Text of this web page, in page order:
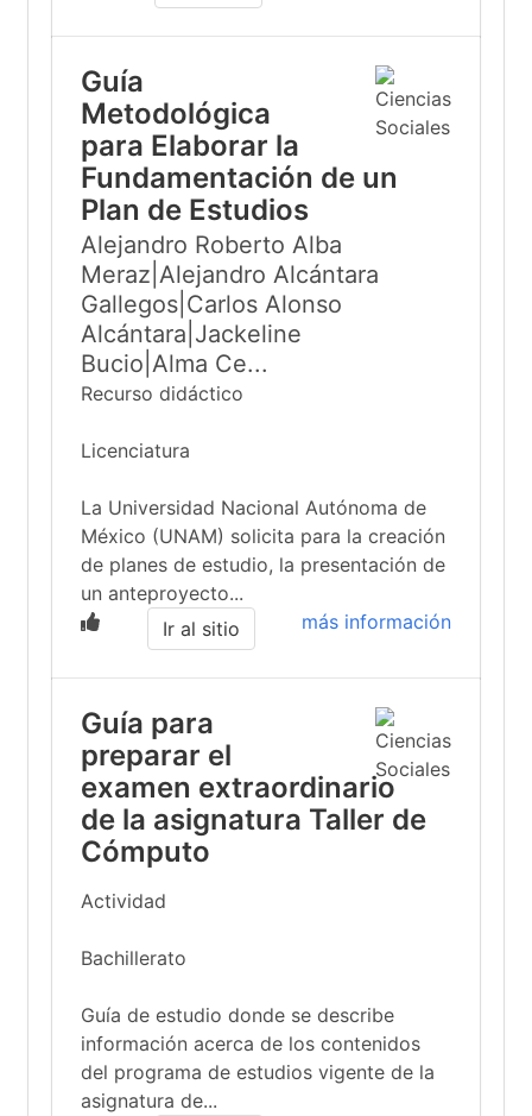
Guía
Metodológica
para Elaborar la
Fundamentación de un
Plan de Estudios
Alejandro Roberto Alba
Meraz|Alejandro Alcántara
Gallegos|Carlos Alonso
Alcántara|Jackeline
Bucio|Alma Ce...
Recurso didáctico
Licenciatura
La Universidad Nacional Autónoma de
México (UNAM) solicita para la creación
de planes de estudio, la presentación de
un anteproyecto...
más información
Ir al sitio
Guía para
preparar el
examen extraordinario
de la asignatura Taller de
Cómputo
Actividad
Bachillerato
Guía de estudio donde se describe
información acerca de los contenidos
del programa de estudios vigente de la
asignatura de...